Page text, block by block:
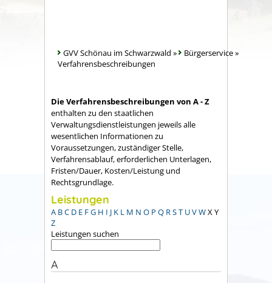
GVV Schönau im Schwarzwald » Bürgerservice»
Verfahrensbeschreibungen
Die Verfahrensbeschreibungen von A - Z
enthalten zu den staatlichen
Verwaltungsdienstleistungen jeweils alle
wesentlichen Informationen zu
Voraussetzungen, zuständiger Stelle,
Verfahrensablauf, erforderlichen Unterlagen,
Fristen/Dauer, Kosten/Leistung und
Rechtsgrundlage.
Leistungen
A BC D E FG H I J K L M N O P Q RST UVWXY
Z
Leistungen suchen
A